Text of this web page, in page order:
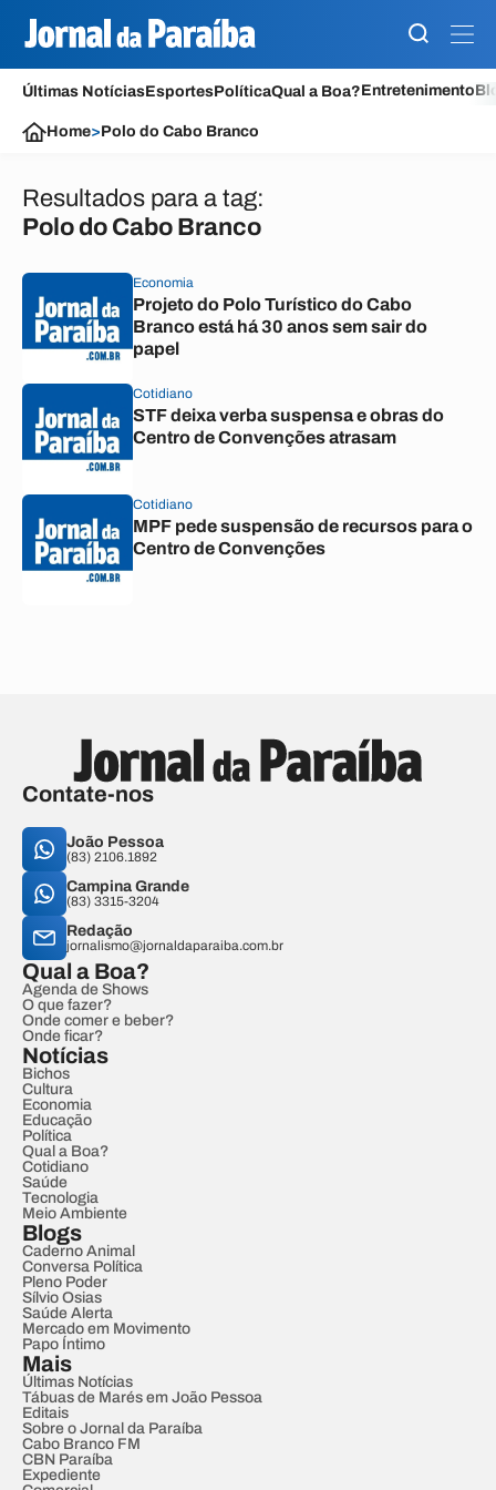
Últimas NotíciasEsportesPolíticaQual a Boa?Entretenimento
Home>Polo do Cabo Branco
Resultados para a tag:
Polo do Cabo Branco
Economia
Projeto do Polo Turístico do Cabo
Branco está há 30 anos sem sair do
papel
Cotidiano
STF deixa verba suspensa e obras do
Centro de Convenções atrasam
Cotidiano
MPF pede suspensão de recursos para o
Centro de Convenções
Contate-nos
João Pessoa
(83) 2106.1892
Campina Grande
(83) 3315-3204
Redação
jornalismo@jornaldaparaiba.com.br
Qual a Boa?
Agenda de Shows
O que fazer?
Onde comer e beber?
Onde ficar?
Notícias
Bichos
Cultura
Economia
Educação
Política
Qual a Boa?
Cotidiano
Saúde
Tecnologia
Meio Ambiente
Blogs
Caderno Animal
Conversa Política
Pleno Poder
Sílvio Osias
Saúde Alerta
Mercado em Movimento
Papo Íntimo
Mais
Últimas Notícias
Tábuas de Marés em João Pessoa
Editais
Sobre o Jornal da Paraíba
Cabo Branco FM
CBN Paraíba
Expediente